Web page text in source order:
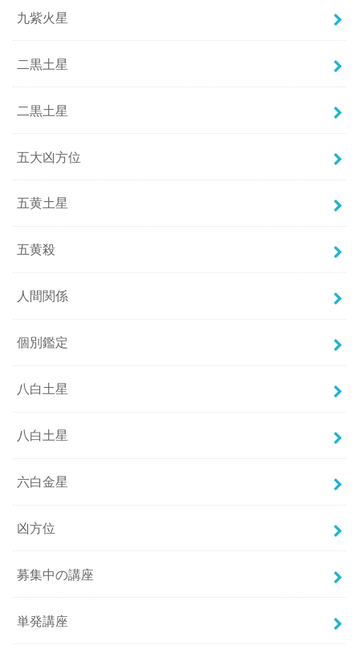
九紫火星
二黒土星
二黒土星
五大凶方位
五黄土星
五黄殺
人間関係
個別鑑定
八白土星
八白土星
六白金星
凶方位
募集中の講座
単発講座